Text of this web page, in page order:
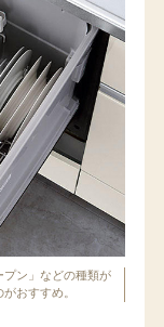
プン」などの種類が
おすすめ。